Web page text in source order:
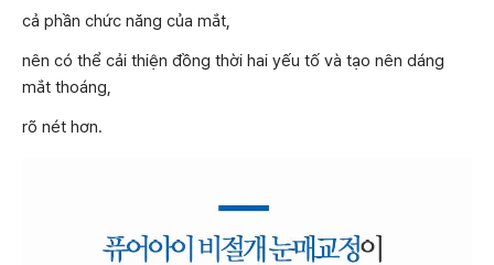
cả phần chức năng của mắt,
nên có thể cải thiện đồng thời hai yếu tố và tạo nên dáng
mắt thoáng,
rõ nét hơn.